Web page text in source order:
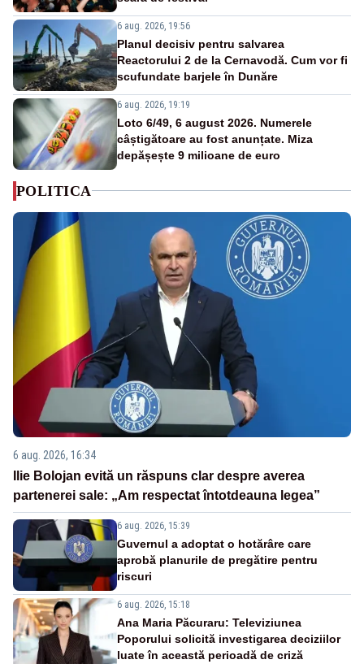
6 aug. 2026, 19:56
Planul decisiv pentru salvarea
Reactorului 2 de la Cernavodă. Cum vor fi
scufundate barjele în Dunăre
6 aug. 2026, 19:19
Loto 6/49, 6 august 2026. Numerele
câștigătoare au fost anunțate. Miza
depășește 9 milioane de euro
POLITICA
6 aug. 2026, 16:34
Ilie Bolojan evită un răspuns clar despre averea
partenerei sale: „Am respectat întotdeauna legea”
6 aug. 2026, 15:39
Guvernul a adoptat o hotărâre care
aprobă planurile de pregătire pentru
riscuri
6 aug. 2026, 15:18
Ana Maria Păcuraru: Televiziunea
Poporului solicită investigarea deciziilor
luate în această perioadă de criză